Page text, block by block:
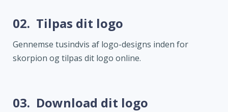
02. Tilpas dit logo
Gennemse tusindvis af logo-designs inden for
skorpion og tilpas dit logo online.
03. Download dit logo